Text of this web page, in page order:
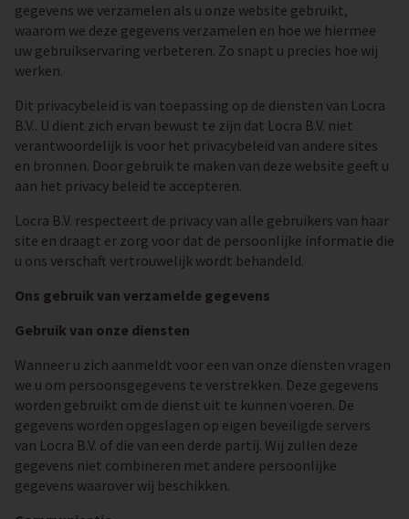
gegevens we verzamelen als u onze website gebruikt,
waarom we deze gegevens verzamelen en hoe we hiermee
uw gebruikservaring verbeteren. Zo snapt u precies hoe wij
werken.
Dit privacybeleid is van toepassing op de diensten van Locra
B.V.. U dient zich ervan bewust te zijn dat Locra B.V. niet
verantwoordelijk is voor het privacybeleid van andere sites
en bronnen. Door gebruik te maken van deze website geeft u
aan het privacy beleid te accepteren.
Locra B.V. respecteert de privacy van alle gebruikers van haar
site en draagt er zorg voor dat de persoonlijke informatie die
u ons verschaft vertrouwelijk wordt behandeld.
Ons gebruik van verzamelde gegevens
Gebruik van onze diensten
Wanneer u zich aanmeldt voor een van onze diensten vragen
we u om persoonsgegevens te verstrekken. Deze gegevens
worden gebruikt om de dienst uit te kunnen voeren. De
gegevens worden opgeslagen op eigen beveiligde servers
van Locra B.V. of die van een derde partij. Wij zullen deze
gegevens niet combineren met andere persoonlijke
gegevens waarover wij beschikken.